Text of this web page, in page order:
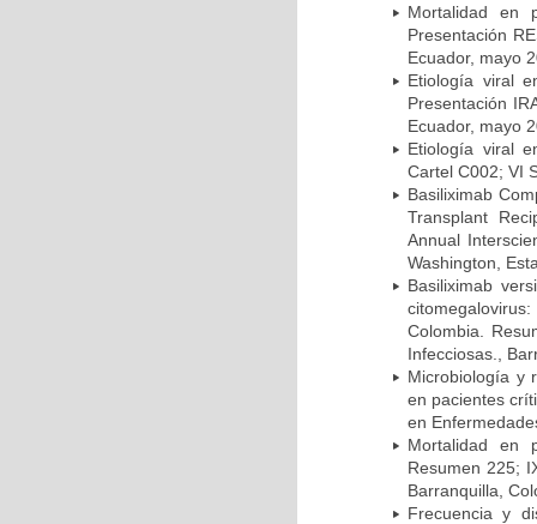
Mortalidad en
Presentación
Ecuador, mayo
Etiología viral
Presentación
Ecuador, mayo
Etiología viral
Cartel C002; VI
Basiliximab
Transplant
Annual
Washington,
Basiliximab
Colombia.
Infecciosas.,
Microbiología y
en pacientes
en
Mortalidad en
Resumen 225;
Barranquilla,
Frecuencia y